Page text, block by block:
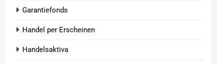
Garantiefonds
Handel per Erscheinen
Handelsaktiva